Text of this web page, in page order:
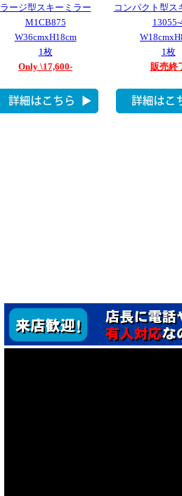
ラージ型スキーミラー
M1CB875
W36cmxH18cm
1枚
Only \17,600-
コンパクト型ス
13055-
1枚
販売終